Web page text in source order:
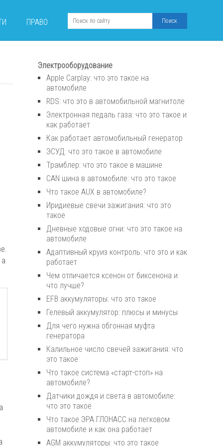
ПРАВО
Электрооборудование
Apple Carplay: что это такое на
автомобиле
RDS: что это в автомобильной магнитоле
Электронная педаль газа: что это такое и
как работает
Как работает автомобильный генератор
ЭСУД: что это такое в автомобиле
Трамблер: что это такое в машине
CAN шина в автомобиле: что это такое
Что такое AUX в автомобиле?
Иридиевые свечи зажигания: что это
такое
Дневные ходовые огни: что это такое на
автомобиле
Адаптивный круиз контроль: что это и как
работает
Чем отличается ксенон от биксенона и
что лучше?
EFB аккумуляторы: что это такое
Гелевый аккумулятор: плюсы и минусы
Для чего нужна обгонная муфта
генератора
Калильное число свечей зажигания: что
это такое
Что такое система «старт-стоп» на
автомобиле?
Датчики дождя и света в автомобиле:
что это такое
Что такое ЭРА ГЛОНАСС на легковом
автомобиле и как она работает
AGM аккумуляторы: что это такое